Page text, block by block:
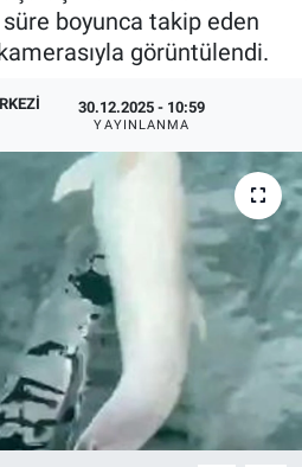
boyunca takip eden
görüntülendi.
30.12.2025 - 10:59
YAYINLANMA